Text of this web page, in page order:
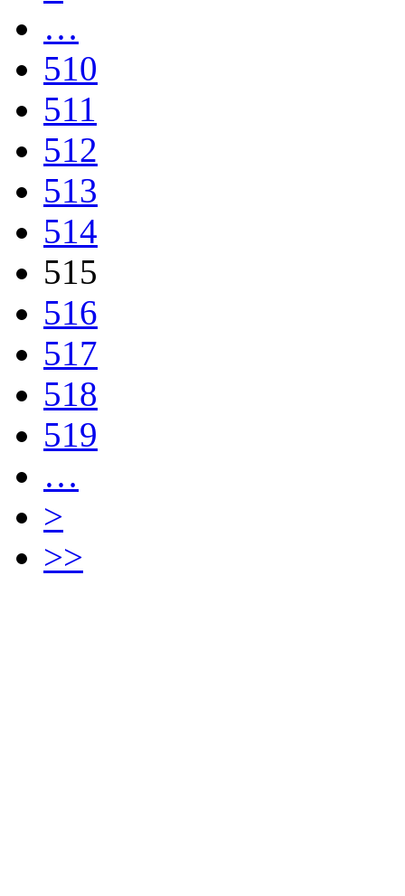
…
510
511
512
513
514
515
516
517
518
519
…
>
>>